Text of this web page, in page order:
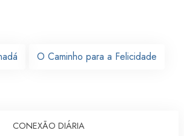
O Caminho para a Felicidade
CONEXÃO DIÁRIA